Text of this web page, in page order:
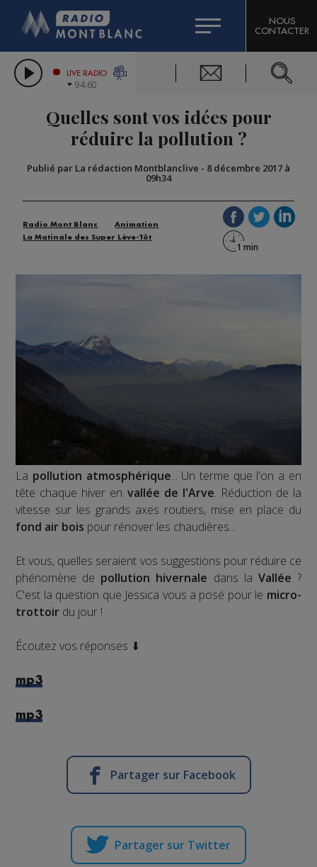
LES CHRONIQUES DE L'EXPERT
CITIZEN MACHINERY
GRAND MASSIF DOMAINES SKIABLES
BIGARD
COMPAGNIE DU MONT-BLANC
NOUS
CONTACTER
LIVE RADIO
94.60
Quelles sont vos idées pour
réduire la pollution ?
Publié par La rédaction Montblanclive - 8 décembre 2017 à
09h34
Radio Mont Blanc
Animation
La Matinale des Super Lève-Tôt
La pollution atmosphérique... Un terme que l'on a en
tête chaque hiver en vallée de l'Arve. Réduction de la
vitesse sur les grands axes routiers, mise en place du
fond air bois pour rénover les chaudières...
Et vous, quelles seraient vos suggestions pour réduire ce
phénomène de pollution hivernale dans la Vallée ?
C'est la question que Jessica vous a posé pour le micro-
trottoir du jour !
Écoutez vos réponses ⬇
mp3
mp3
Partager sur Facebook
Partager sur Twitter